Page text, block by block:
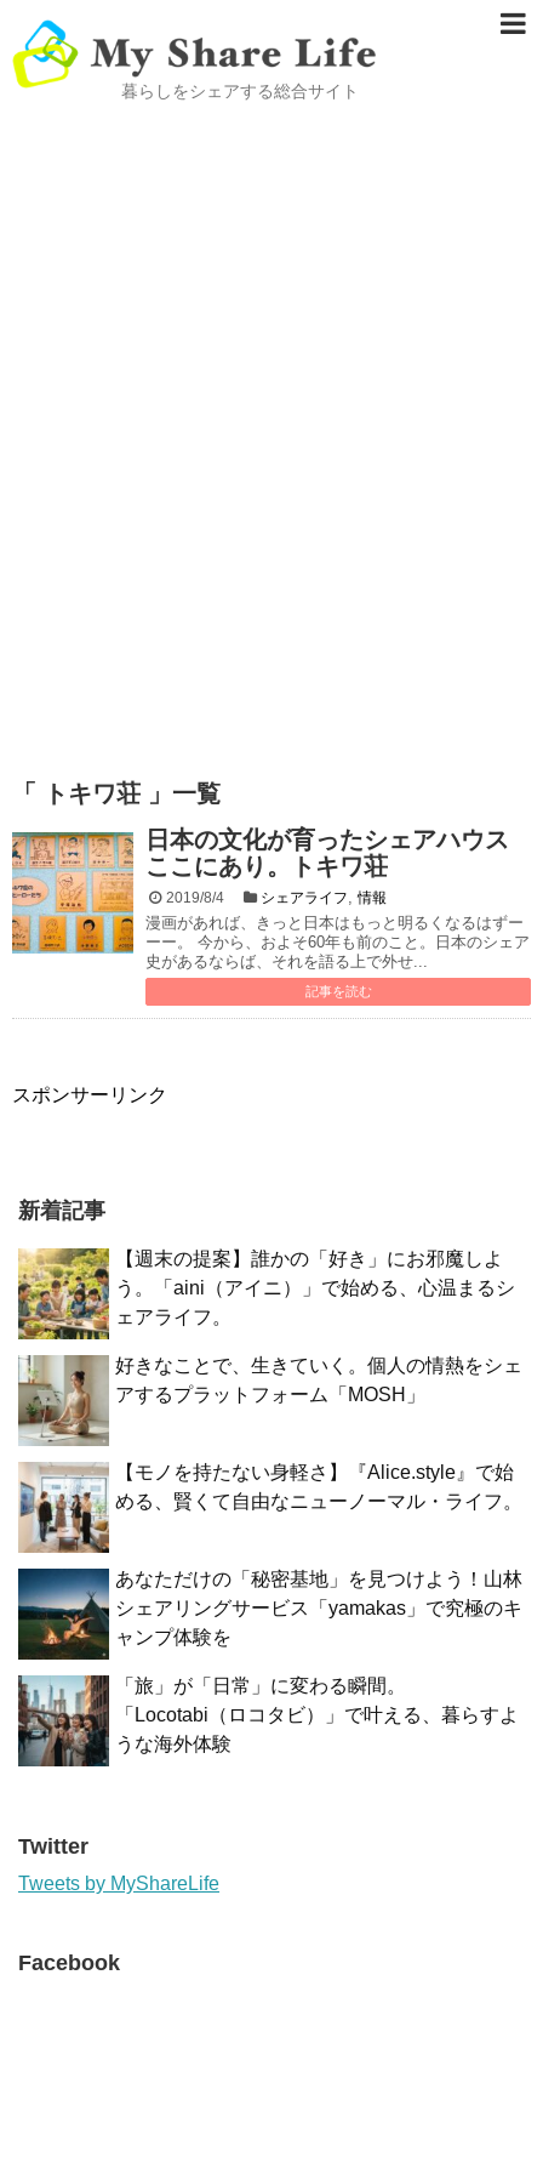
暮らしをシェアする総合サイト
「 トキワ荘 」一覧
日本の文化が育ったシェアハウス
ここにあり。トキワ荘
2019/8/4 シェアライフ ,情報
漫画があれば、きっと日本はもっと明るくなるはずー
ーー。 今から、およそ60年も前のこと。日本のシェア
史があるならば、それを語る上で外せ...
記事を読む
スポンサーリンク
新着記事
【週末の提案】誰かの「好き」にお邪魔しよ
う。「aini（アイニ）」で始める、心温まるシ
ェアライフ。
好きなことで、生きていく。個人の情熱をシェ
アするプラットフォーム「MOSH」
【モノを持たない身軽さ】『Alice.style』で始
める、賢くて自由なニューノーマル・ライフ。
あなただけの「秘密基地」を見つけよう！山林
シェアリングサービス「yamakas」で究極のキ
ャンプ体験を
「旅」が「日常」に変わる瞬間。
「Locotabi（ロコタビ）」で叶える、暮らすよ
うな海外体験
Twitter
Tweets by MyShareLife
Facebook